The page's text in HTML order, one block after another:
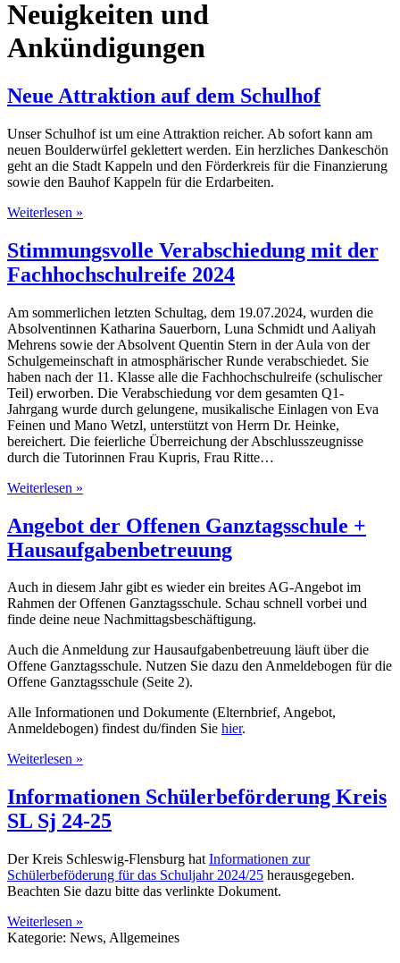
Neuigkeiten und
Ankündigungen
Neue Attraktion auf dem Schulhof
Unser Schulhof ist um eine Attraktion reicher. Ab sofort kann am
neuen Boulderwürfel geklettert werden. Ein herzliches Dankeschön
geht an die Stadt Kappeln und den Förderkreis für die Finanzierung
sowie den Bauhof Kappeln für die Erdarbeiten.
Weiterlesen »
Stimmungsvolle Verabschiedung mit der
Fachhochschulreife 2024
Am sommerlichen letzten Schultag, dem 19.07.2024, wurden die
Absolventinnen Katharina Sauerborn, Luna Schmidt und Aaliyah
Mehrens sowie der Absolvent Quentin Stern in der Aula von der
Schulgemeinschaft in atmosphärischer Runde verabschiedet. Sie
haben nach der 11. Klasse alle die Fachhochschulreife (schulischer
Teil) erworben. Die Verabschiedung vor dem gesamten Q1-
Jahrgang wurde durch gelungene, musikalische Einlagen von Eva
Feinen und Mano Wetzl, unterstützt von Herrn Dr. Heinke,
bereichert. Die feierliche Überreichung der Abschlusszeugnisse
durch die Tutorinnen Frau Kupris, Frau Ritte…
Weiterlesen »
Angebot der Offenen Ganztagsschule +
Hausaufgabenbetreuung
Auch in diesem Jahr gibt es wieder ein breites AG-Angebot im
Rahmen der Offenen Ganztagsschule. Schau schnell vorbei und
finde deine neue Nachmittagsbeschäftigung.
Auch die Anmeldung zur Hausaufgabenbetreuung läuft über die
Offene Ganztagsschule. Nutzen Sie dazu den Anmeldebogen für die
Offene Ganztagsschule (Seite 2).
Alle Informationen und Dokumente (Elternbrief, Angebot,
Anmeldebogen) findest du/finden Sie hier.
Weiterlesen »
Informationen Schülerbeförderung Kreis
SL Sj 24-25
Der Kreis Schleswig-Flensburg hat Informationen zur
Schülerbeföderung für das Schuljahr 2024/25 herausgegeben.
Beachten Sie dazu bitte das verlinkte Dokument.
Weiterlesen »
Kategorie: News, Allgemeines